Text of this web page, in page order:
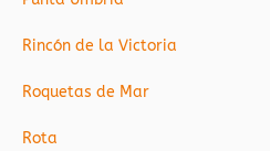
Rincón de la Victoria
Roquetas de Mar
Rota